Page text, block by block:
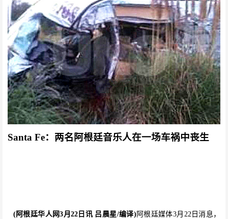
Santa Fe：两名阿根廷音乐人在一场车祸中丧生
(阿根廷华人网3月22日讯 吕晨星/编译) 阿根廷媒体3月22日消息，
一场车祸中丧生(